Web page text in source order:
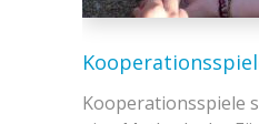
Kooperationsspiele